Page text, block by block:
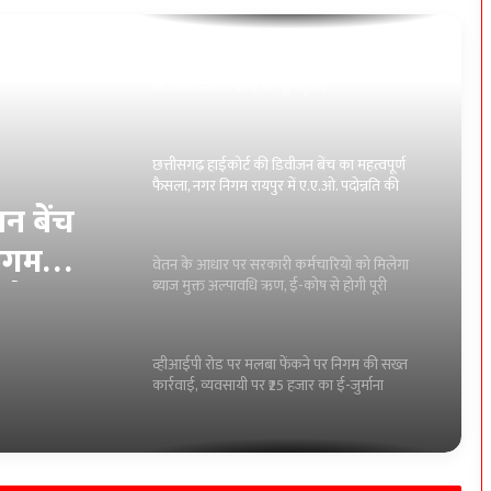
वेतन के आधार पर सरकारी कर्मचारियों को मिलेगा
ब्याज मुक्त अल्पावधि ऋण, ई-कोष से होगी पूरी
व्हीआईपी रोड पर मलबा फेंकने पर निगम की सख्त
कार्रवाई, व्यवसायी पर ₹25 हजार का ई-जुर्माना
सोनाखान की बैठक नरधा में संपन्न, विधायक कविता
हुई शामिल:-युधिष्ठिर नायक
चाहिए: कलेक्टर पद्मिनी भोई साहू